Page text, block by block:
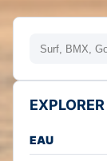
Rechercher
EAU